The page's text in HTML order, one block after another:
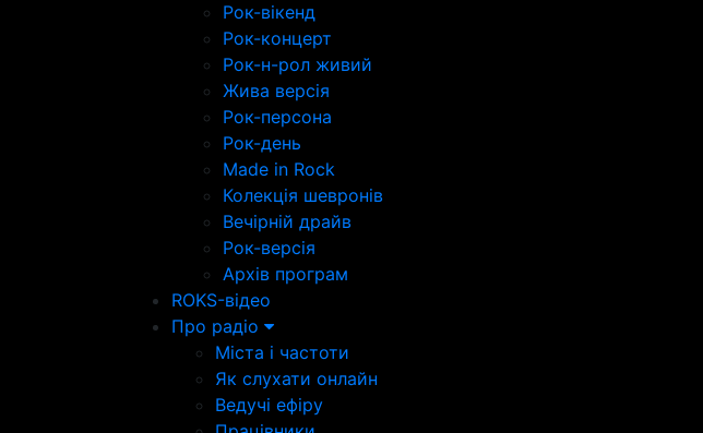
Рок-вікенд
Рок-концерт
Рок-н-рол живий
Жива версія
Рок-персона
Рок-день
Made in Rock
Колекція шевронів
Вечірній драйв
Рок-версія
Архів програм
ROKS-відео
Про радіо
Міста і частоти
Як слухати онлайн
Ведучі ефіру